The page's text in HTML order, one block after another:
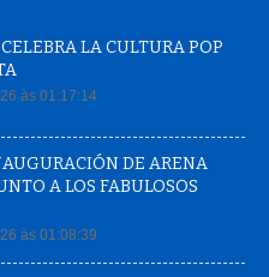
LA CULTURA POP
às 01:17:14
DE ARENA
A LOS FABULOSOS
às 01:08:39